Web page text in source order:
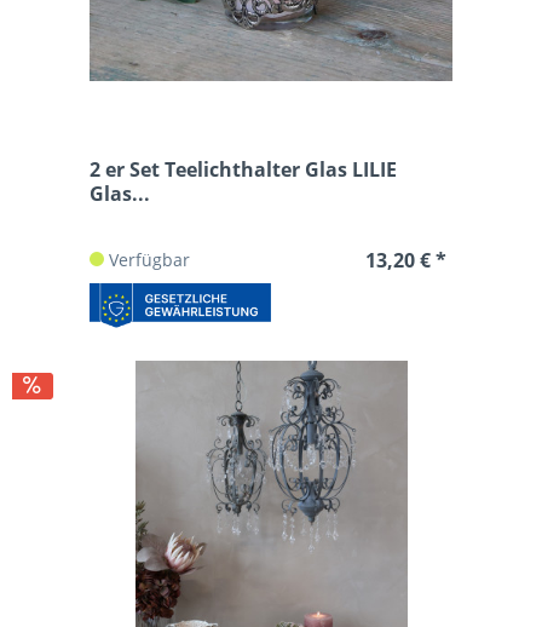
2 er Set Teelichthalter Glas LILIE
Glas...
Verfügbar 13,20 € *